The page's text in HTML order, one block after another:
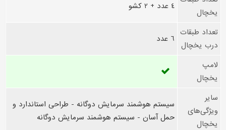
یخچال
4 عدد + 2 کشو
تعداد طبقات
درب یخچال
6 عدد
لامپ
یخچال
سایر
ویژگی‌های
یخچال
سیستم هوشمند سرمایش دوگانه - طراحی استاندارد و
حمل آسان - سیستم هوشمند سرمایش دوگانه